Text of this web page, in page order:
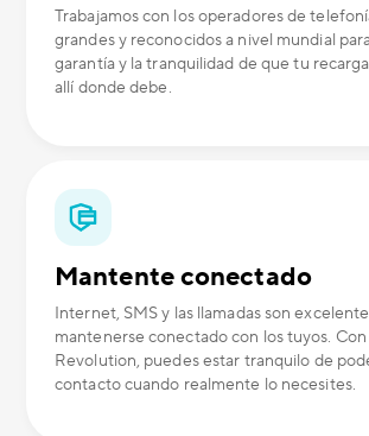
Trabajamos con los operadores de
grandes y reconocidos a nivel mundial
garantía y la tranquilidad de que tu
allí donde debe.
Mantente conectado
Internet, SMS y las llamadas son
mantenerse conectado con los tuyos. Con
Revolution, puedes estar tranquilo de
contacto cuando realmente lo necesites.